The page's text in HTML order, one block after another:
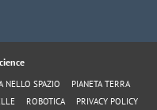
NELLO SPAZIO
PIANETA TERRA
ROBOTICA PRIVACY POLICY